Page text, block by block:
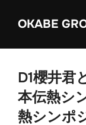
OKABE
D1櫻井君
本伝熱シ
熱シンポ